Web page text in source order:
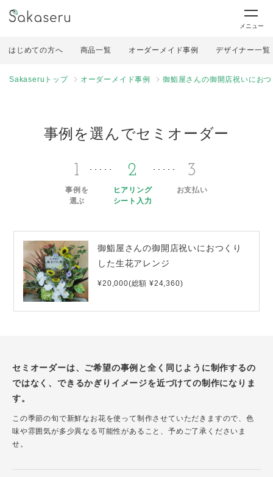
メニュー
はじめての方へ 商品一覧 オーダーメイド事例 デザイナー一覧
Sakaseruトップ オーダーメイド事例 御鮨屋さんの御開店祝いにお
事例を選んでセミオーダー
1
事例を
選ぶ
2
ヒアリング
シート入力
3
お支払い
御鮨屋さんの御開店祝いにおつくり
した生花アレンジ
¥20,000(総額 ¥24,360)
セミオーダーは、ご希望の事例と全く同じように制作するの
ではなく、できるかぎりイメージを近づけての制作になりま
す。
この季節の旬で新鮮なお花を使って制作させていただきますので、色
味や雰囲気が多少異なる可能性があること、予めご了承くださいま
せ。